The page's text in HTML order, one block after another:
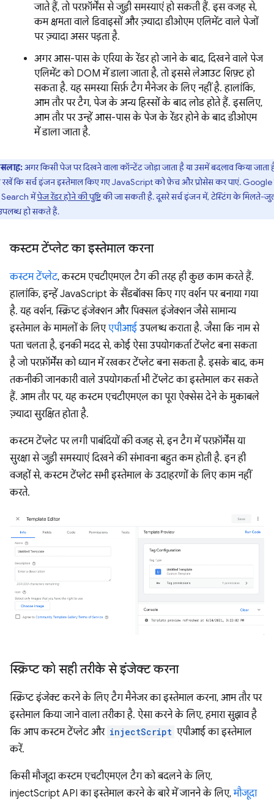
जाते हैं, तो परफ़ॉर्मेंस से जुड़ी समस्याएं हो सकती हैं. इस वजह से,
कम क्षमता वाले डिवाइसों और ज़्यादा डीओएम एलिमेंट वाले पेजों
पर ज़्यादा असर पड़ता है.
अगर आस-पास के एरिया के रेंडर हो जाने के बाद, दिखने वाले पेज
एलिमेंट को DOM में डाला जाता है, तो इससे लेआउट शिफ़्ट हो
सकता है. यह समस्या सिर्फ़ टैग मैनेजर के लिए नहीं है. हालांकि,
आम तौर पर टैग, पेज के अन्य हिस्सों के बाद लोड होते हैं. इसलिए,
आम तौर पर उन्हें आस-पास के पेज के रेंडर होने के बाद डीओएम
में डाला जाता है.
सलाह:अगर किसी पेज पर दिखने वाला कॉन्टेंट जोड़ा जाता है या उसमें बदलाव किया जाता
रखें कि सर्च इंजन इस्तेमाल किए गए JavaScript को फ़ेच और प्रोसेस कर पाएं.
Search मेंपेज रेंडर होने की पुष्टिकी जा सकती है. दूसरे सर्च इंजन में, टेस्टिंग के मिलते-
हो सकते हैं.
कस्टम टेंप्लेट का इस्तेमाल करना
कस्टम टेंप्लेट, कस्टम एचटीएमएल टैग की तरह ही कुछ काम करते हैं.
हालांकि, इन्हें JavaScript के सैंडबॉक्स किए गए वर्शन पर बनाया गया
है. यह वर्शन, स्क्रिप्ट इंजेक्शन और पिक्सल इंजेक्शन जैसे सामान्य
इस्तेमाल के मामलों के लिएएपीआई उपलब्ध कराता है. जैसा कि नाम से
पता चलता है, इनकी मदद से, कोई ऐसा उपयोगकर्ता टेंप्लेट बना सकता
है जो परफ़ॉर्मेंस को ध्यान में रखकर टेंप्लेट बना सकता है. इसके बाद, कम
तकनीकी जानकारी वाले उपयोगकर्ता भी टेंप्लेट का इस्तेमाल कर सकते
हैं. आम तौर पर, यह कस्टम एचटीएमएल का पूरा ऐक्सेस देने के मुकाबले
ज़्यादा सुरक्षित होता है.
कस्टम टेंप्लेट पर लगी पाबंदियों की वजह से, इन टैग में परफ़ॉर्मेंस या
सुरक्षा से जुड़ी समस्याएं दिखने की संभावना बहुत कम होती है. इन ही
वजहों से, कस्टम टेंप्लेट सभी इस्तेमाल के उदाहरणों के लिए काम नहीं
करते.
स्क्रिप्ट को सही तरीके से इंजेक्ट करना
स्क्रिप्ट इंजेक्ट करने के लिए टैग मैनेजर का इस्तेमाल करना, आम तौर पर
इस्तेमाल किया जाने वाला तरीका है. ऐसा करने के लिए, हमारा सुझाव है
कि आप कस्टम टेंप्लेट और injectScript एपीआई का इस्तेमाल
करें.
किसी मौजूदा कस्टम एचटीएमएल टैग को बदलने के लिए,
injectScript API का इस्तेमाल करने के बारे में जानने के लिए,मौजूदा